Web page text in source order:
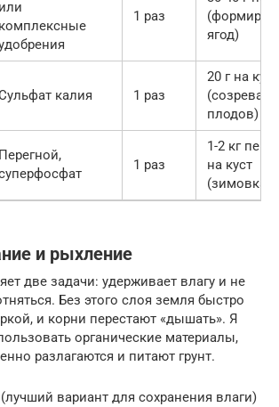
или
комплексные
1 раз
ягод)
калия 1 раз
20 г на куст
плодов)
Перегной,
1 раз
1-2 кг
на куст
(зимовка)
и рыхление
две задачи: удерживает влагу и не
Без этого слоя земля быстро
и корни перестают «дышать». Я
органические материалы,
разлагаются и питают грунт.
вариант для сохранения влаги)